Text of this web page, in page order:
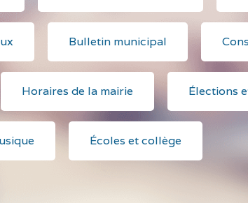
Bulletin municipal
Horaires de la mairie Élections
Écoles et collège